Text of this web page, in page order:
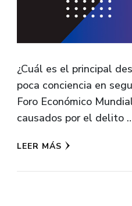
¿Cuál es el principal
poca conciencia en
Foro Económico
causados por el delito
LEER MÁS